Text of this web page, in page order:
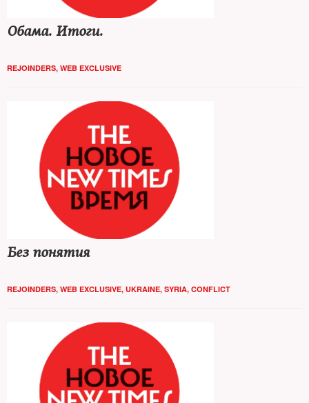
Обама. Итоги.
REJOINDERS, WEB EXCLUSIVE
Без понятия
REJOINDERS, WEB EXCLUSIVE, UKRAINE, SYRIA, CONFLICT